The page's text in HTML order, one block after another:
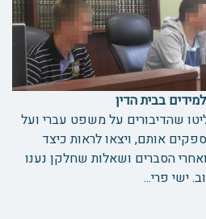
בבית הדין
שהדיבורים על משפט עברי ועל
אותם, ויצאו לראות כיצד
הסברים ושאלות שחלקן נענו
ישי פרי...